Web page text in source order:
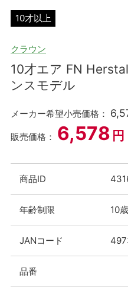
10才以上
クラウン
10才エア FN
ンスモデル
メーカー希望小売価格：
販売価格： 6,578 円
商品ID
年齢制限 10
JANコード
品番